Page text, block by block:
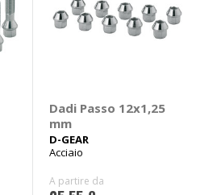
Dadi Passo 12x1,25
mm
D-GEAR
Acciaio
A partire da